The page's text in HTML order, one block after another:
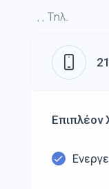
, , Τηλ.
Επιπλέον